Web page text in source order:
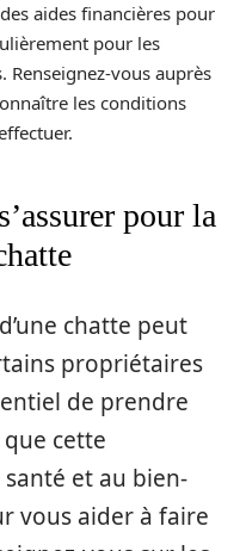
aides financières pour
pour les
Renseignez-vous auprès
les conditions
pour la
chatte peut
propriétaires
de prendre
cette
et au bien-
vous aider à faire